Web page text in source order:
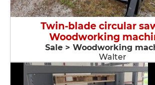
Twin-blade circular
Woodworking
Sale > Woodworking
Walter